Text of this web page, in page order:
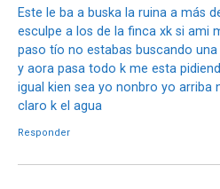
Este le ba a buska la ruina a más
esculpe a los de la finca xk si ami
paso tío no estabas buscando
y aora pasa todo k me esta
igual kien sea yo nonbro yo arriba
claro k el agua
Responder